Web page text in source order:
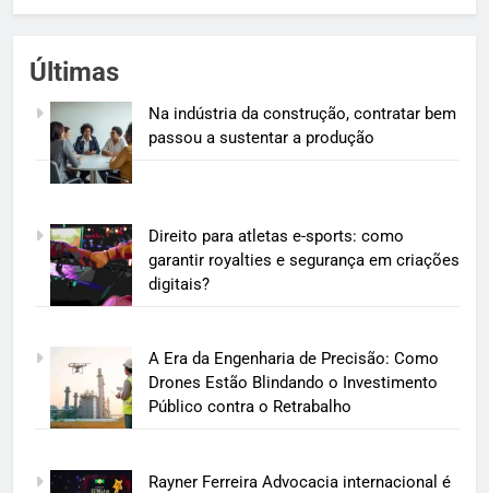
Últimas
Na indústria da construção, contratar bem
passou a sustentar a produção
Direito para atletas e-sports: como
garantir royalties e segurança em criações
digitais?
A Era da Engenharia de Precisão: Como
Drones Estão Blindando o Investimento
Público contra o Retrabalho
Rayner Ferreira Advocacia internacional é